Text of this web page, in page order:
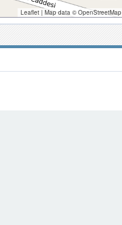
Leaflet | Map data ©OpenStreetMap